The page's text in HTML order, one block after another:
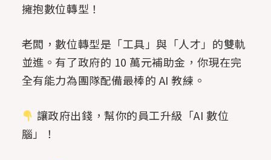
擁抱數位轉型！
老闆，數位轉型是「工具」與「人才」的雙軌
並進。有了政府的 10 萬元補助金，你現在完
全有能力為團隊配備最棒的 AI 教練。
讓政府出錢，幫你的員工升級「AI 數位
腦」！